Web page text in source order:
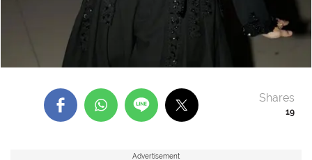
19
Shares
Advertisement